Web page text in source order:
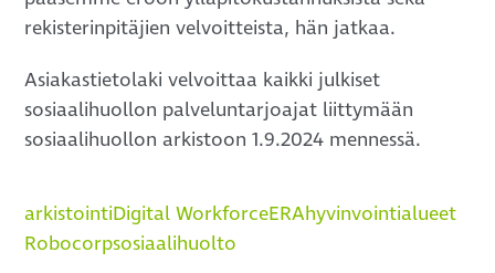
rekisterinpitäjien velvoitteista, hän jatkaa.
Asiakastietolaki velvoittaa kaikki julkiset
sosiaalihuollon palveluntarjoajat liittymään
sosiaalihuollon arkistoon 1.9.2024 mennessä.
arkistointiDigital WorkforceERAhyvinvointialueet
Robocorpsosiaalihuolto